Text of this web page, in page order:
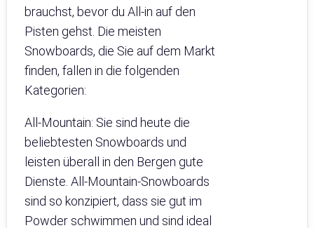
brauchst, bevor du All-in auf den
Pisten gehst. Die meisten
Snowboards, die Sie auf dem Markt
finden, fallen in die folgenden
Kategorien:
All-Mountain: Sie sind heute die
beliebtesten Snowboards und
leisten überall in den Bergen gute
Dienste. All-Mountain-Snowboards
sind so konzipiert, dass sie gut im
Powder schwimmen und sind ideal